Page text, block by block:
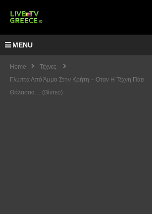
MENU
Home
Τέχνες
Γλυπτά Από Άμμο Στην Κρήτη – Οταν Η Τέχνη Πάει
Θάλασσα… (Βίντεο)